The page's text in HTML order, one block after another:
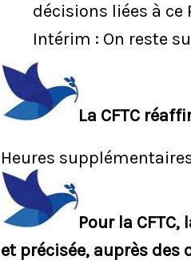
décisions liées à ce
Intérim : On reste
La CFTC
Heures
Pour la
et précisée, auprès